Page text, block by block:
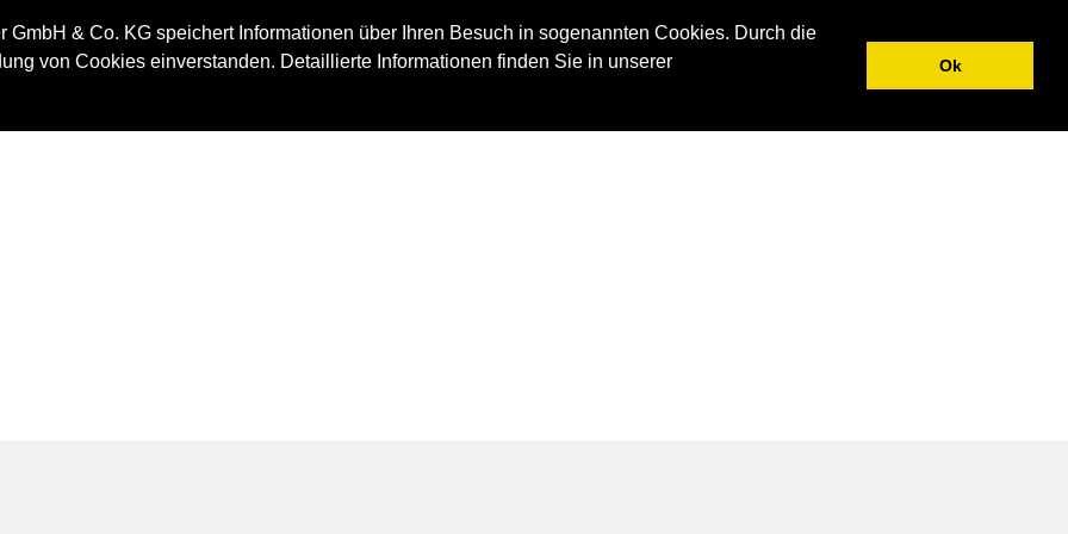
& Co. KG speichert Informationen über Ihren Besuch in sogenannten Cookies. Durch die
von Cookies einverstanden. Detaillierte Informationen finden Sie in unserer
Ok
IMMOBILIEN UNTERNEHMEN AKTUELLES